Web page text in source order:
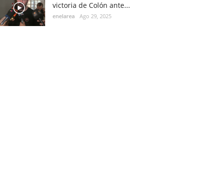
victoria de Colón ante...
enelarea Ago 29, 2025